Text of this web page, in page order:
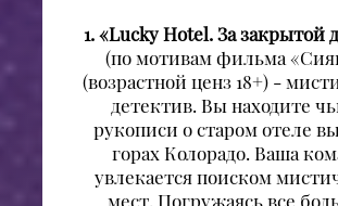
1. «Lucky Hotel. За закрытой
(по мотивам фильма
(возрастной ценз 18+) -
детектив. Вы находите
рукописи о старом отеле
горах Колорадо. Ваша
увлекается поиском
мест. Погружаясь все